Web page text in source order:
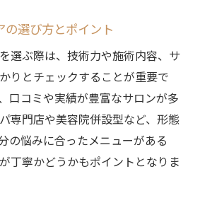
選び方とポイント
選ぶ際は、技術力や施術内容、サ
りとチェックすることが重要で
口コミや実績が豊富なサロンが多
専門店や美容院併設型など、形態
の悩みに合ったメニューがある
丁寧かどうかもポイントとなりま